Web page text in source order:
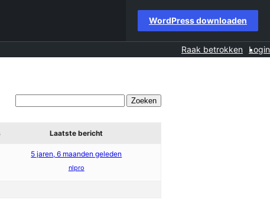
WordPress downloaden
Raak betrokken Login
Laatste bericht
5 jaren, 6 maanden geleden
nlpro